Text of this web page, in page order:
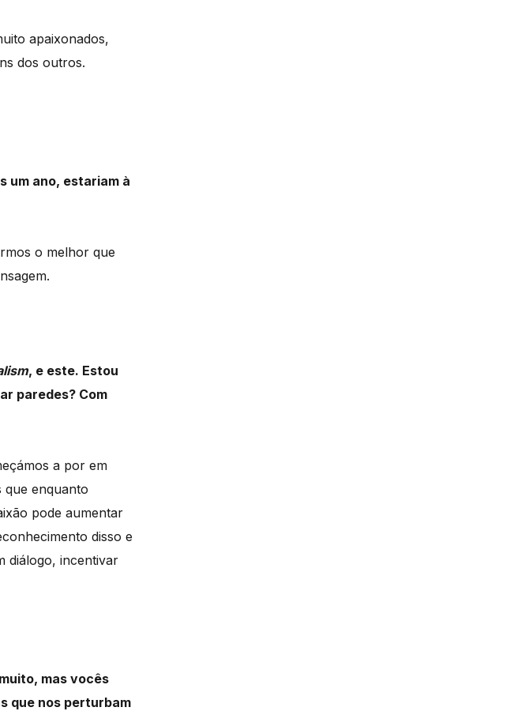
apaixonados,
dos outros.
um ano, estariam à
o melhor que
, e este. Estou
paredes? Com
a por em
que enquanto
pode aumentar
disso e
diálogo, incentivar
mas vocês
que nos perturbam